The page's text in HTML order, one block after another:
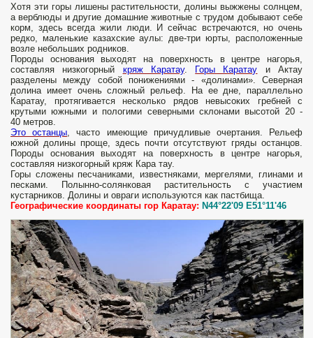
Хотя эти горы лишены растительности, долины выжже­ны солнцем,
а верблюды и другие домашние животные с трудом добывают себе
корм, здесь всегда жили люди. И сейчас встречаются, но очень
редко, маленькие казах­ские аулы: две-три юрты, расположенные
возле небольших родников.
Породы основания выхо­дят на поверхность в центре нагорья,
составляя низкогорный кряж Каратау. Горы Каратау и Актау
разделены между собой понижениями - «долинами». Северная
долина имеет очень сложный рельеф. На ее дне, параллельно
Каратау, протягивается несколько рядов невысоких гребней с
крутыми южными и пологими северными склонами высотой 20 -
40 метров.
Это останцы , часто имеющие причудливые очертания. Рельеф
южной долины проще, здесь почти отсутствуют гряды останцов.
Породы основания выхо­дят на поверхность в центре нагорья,
составляя низкогорный кряж Кара тау.
Горы сложены песчаниками, известняками, мергелями, глинами и
песками. Полынно-солянковая растительность с участием
кустарников. Долины и овраги используются как пастбища.
Географические координаты гор Каратау: N44°22'09 E51°11'46